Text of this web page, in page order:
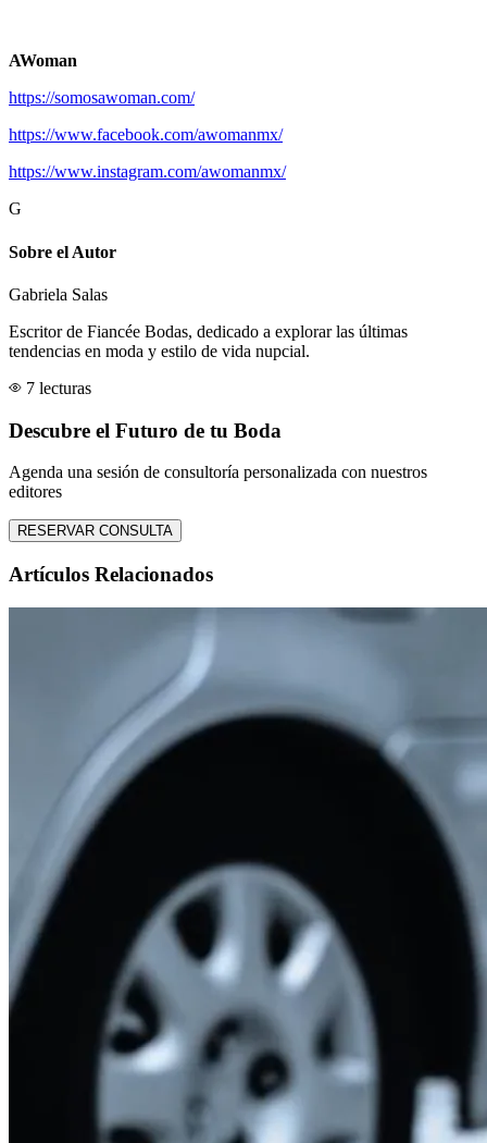
AWoman
https://somosawoman.com/
https://www.facebook.com/awomanmx/
https://www.instagram.com/awomanmx/
G
Sobre el Autor
Gabriela Salas
Escritor de Fiancée Bodas, dedicado a explorar las últimas
tendencias en moda y estilo de vida nupcial.
7 lecturas
Descubre el Futuro de tu Boda
Agenda una sesión de consultoría personalizada con nuestros
editores
RESERVAR CONSULTA
Artículos Relacionados